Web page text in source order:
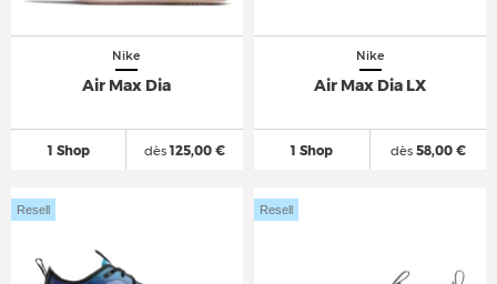
Nike
Air Max Dia
1 Shop dès125,00 €
Nike
Air Max Dia LX
1 Shop dès58,00 €
Resell Resell